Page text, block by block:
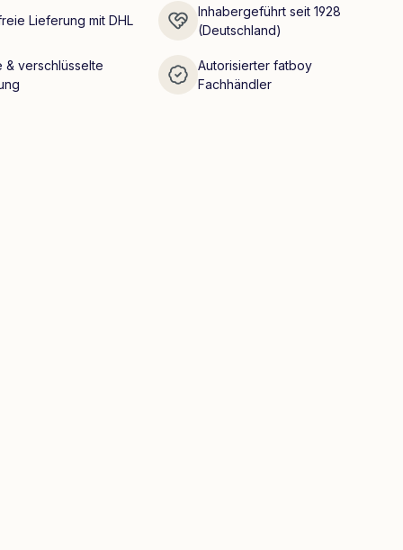
Lieferung mit DHL
Inhabergeführt seit 1928
(Deutschland)
& verschlüsselte
Autorisierter fatboy
Fachhändler